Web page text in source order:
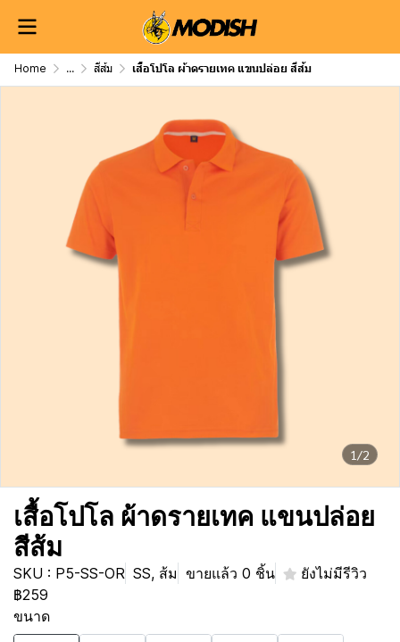
Home ... สีส้ม เสื้อโปโล ผ้าดรายเทค แขนปล่อย สีส้ม
1/2
เสื้อโปโล ผ้าดรายเทค แขนปล่อย
สีส้ม
SKU : P5-SS-OR SS, ส้ม ขายแล้ว 0 ชิ้น
ยังไม่มีรีวิว
฿259
ขนาด